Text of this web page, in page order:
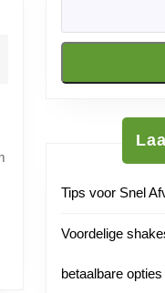
Tips voor Snel
Voordelige
betaalbare